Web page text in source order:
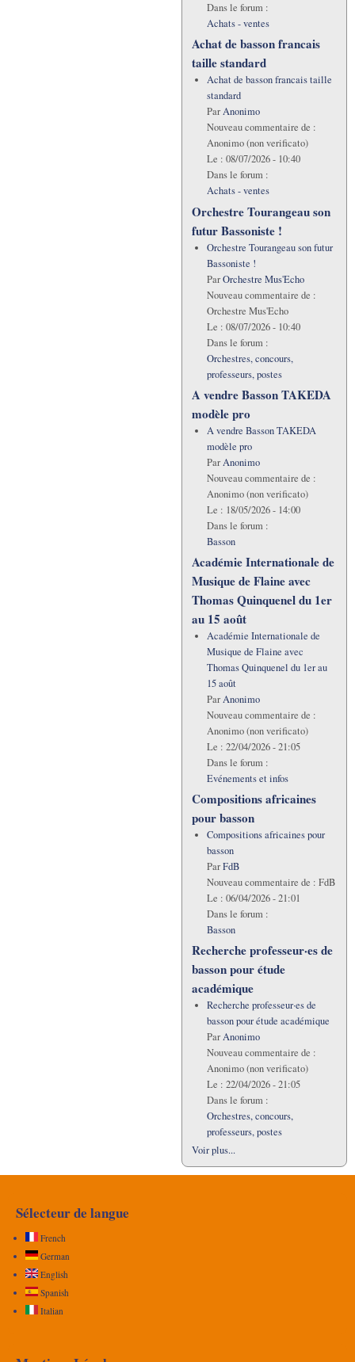
Dans le forum :
Achats - ventes
Achat de basson francais
taille standard
Achat de basson francais taille
standard
ParAnonimo
Nouveau commentaire de :
Anonimo (non verificato)
Le : 08/07/2026 - 10:40
Dans le forum :
Achats - ventes
Orchestre Tourangeau son
futur Bassoniste !
Orchestre Tourangeau son futur
Bassoniste !
ParOrchestre Mus'Echo
Nouveau commentaire de :
Orchestre Mus'Echo
Le : 08/07/2026 - 10:40
Dans le forum :
Orchestres, concours,
professeurs, postes
A vendre Basson TAKEDA
modèle pro
A vendre Basson TAKEDA
modèle pro
ParAnonimo
Nouveau commentaire de :
Anonimo (non verificato)
Le : 18/05/2026 - 14:00
Dans le forum :
Basson
Académie Internationale de
Musique de Flaine avec
Thomas Quinquenel du 1er
au 15 août
Académie Internationale de
Musique de Flaine avec
Thomas Quinquenel du 1er au
15 août
ParAnonimo
Nouveau commentaire de :
Anonimo (non verificato)
Le : 22/04/2026 - 21:05
Dans le forum :
Evénements et infos
Compositions africaines
pour basson
Compositions africaines pour
basson
ParFdB
Nouveau commentaire de : FdB
Le : 06/04/2026 - 21:01
Dans le forum :
Basson
Recherche professeur·es de
basson pour étude
académique
Recherche professeur·es de
basson pour étude académique
ParAnonimo
Nouveau commentaire de :
Anonimo (non verificato)
Le : 22/04/2026 - 21:05
Dans le forum :
Orchestres, concours,
professeurs, postes
Voir plus...
Sélecteur de langue
French
German
English
Spanish
Italian